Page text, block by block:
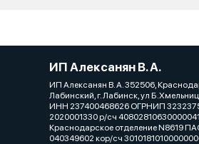
ИП Алексанян В. А.
ИП Алексанян В. А. 352506,
Лабинский, г. Лабинск, ул
ИНН 237400468626 ОГРНИП
2020001330 р/сч
Краснодарское отделение N8619
040349602 кор/сч